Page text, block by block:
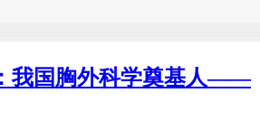
我国胸外科学奠基人——